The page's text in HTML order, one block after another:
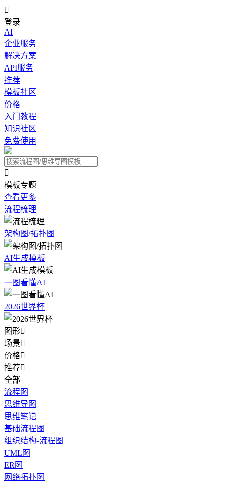

登录
AI
企业服务
解决方案
API服务
推荐
模板社区
价格
入门教程
知识社区
免费使用

模板专题
查看更多
流程梳理
架构图/拓扑图
AI生成模板
一图看懂AI
2026世界杯
图形
场景
价格
推荐
全部
流程图
思维导图
思维笔记
基础流程图
组织结构-流程图
UML图
ER图
网络拓扑图